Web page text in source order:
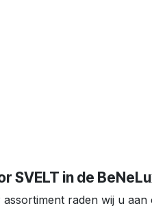
SVELT in de
raden wij u aan